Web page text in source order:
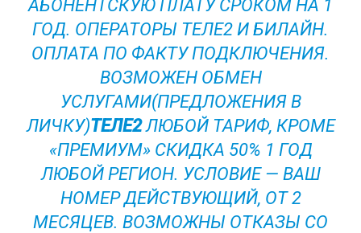
АБОНЕНТСКУЮ ПЛАТУ СРОКОМ НА 1
ГОД. ОПЕРАТОРЫ ТЕЛЕ2 И БИЛАЙН.
ОПЛАТА ПО ФАКТУ ПОДКЛЮЧЕНИЯ.
ВОЗМОЖЕН ОБМЕН
УСЛУГАМИ(ПРЕДЛОЖЕНИЯ В
ЛИЧКУ)ТЕЛЕ2ЛЮБОЙ ТАРИФ, КРОМЕ
«ПРЕМИУМ» СКИДКА 50% 1 ГОД
ЛЮБОЙ РЕГИОН. УСЛОВИЕ — ВАШ
НОМЕР ДЕЙСТВУЮЩИЙ, ОТ 2
МЕСЯЦЕВ. ВОЗМОЖНЫ ОТКАЗЫ СО